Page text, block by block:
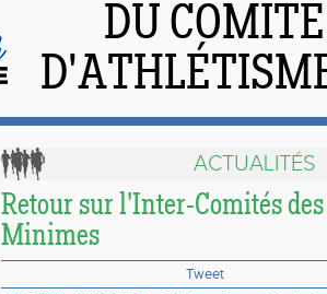
DU
ACTUALITÉS
Retour sur l'Inter-Comités
Minimes
Tweet